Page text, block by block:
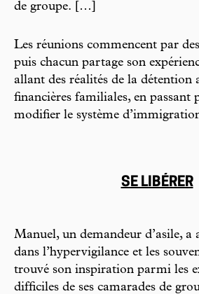
de groupe. […]
Les réunions commencent par
puis chacun partage son
allant des réalités de la détention
financières familiales, en passant
modifier le système
SE LIBÉRER
Manuel, un demandeur d’asile, a
dans l’hypervigilance et les
trouvé son inspiration parmi les
difficiles de ses camarades de